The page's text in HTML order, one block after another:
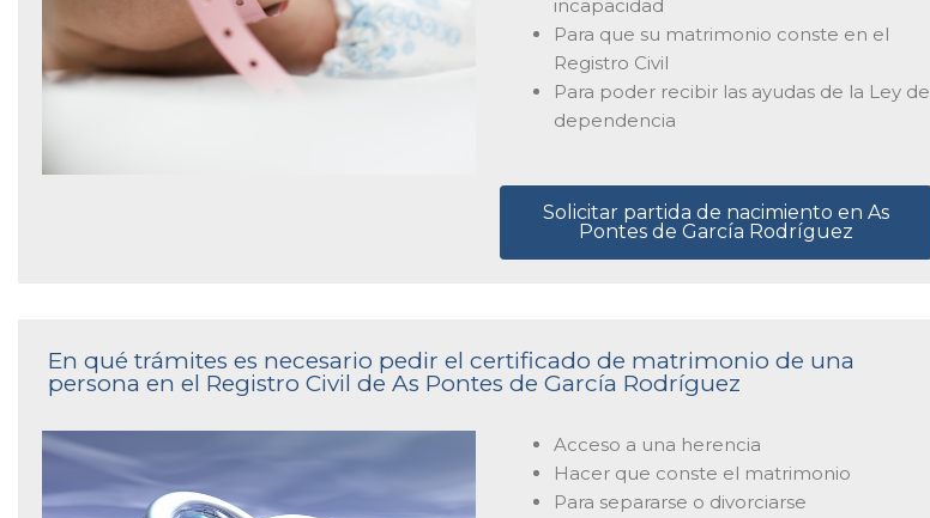
incapacidad
Para que su matrimonio conste en el
Registro Civil
Para poder recibir las ayudas de la Ley de
dependencia
Solicitar partida de nacimiento en As
Pontes de García Rodríguez
En qué trámites es necesario pedir el certificado de matrimonio de una
persona en el Registro Civil de As Pontes de García Rodríguez
Acceso a una herencia
Hacer que conste el matrimonio
Para separarse o divorciarse